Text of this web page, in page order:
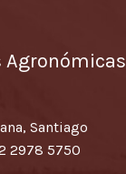
Agronómicas
Santiago
2978 5750